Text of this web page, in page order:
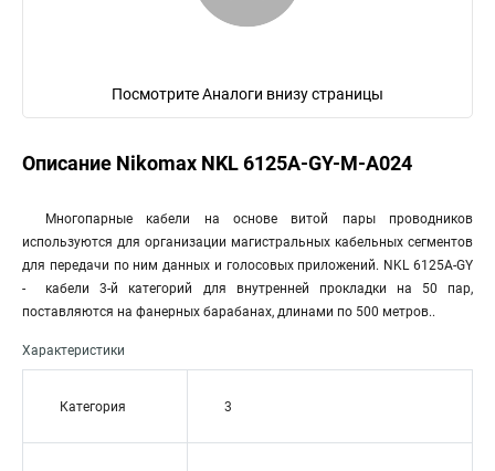
Посмотрите Аналоги внизу страницы
Описание Nikomax NKL 6125A-GY-M-A024
Многопарные кабели на основе витой пары проводников
используются для организации магистральных кабельных сегментов
для передачи по ним данных и голосовых приложений. NKL 6125A-GY
- кабели 3-й категорий для внутренней прокладки на 50 пар,
поставляются на фанерных барабанах, длинами по 500 метров..
Характеристики
Категория 3